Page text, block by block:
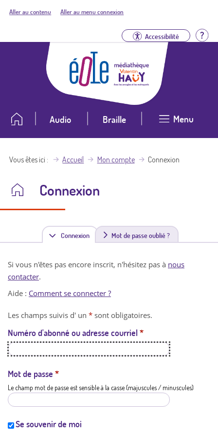
Aller au contenu Aller au menu connexion
Accessibilité
Audio Braille Menu
Vous êtes ici Accueil Mon compte Connexion
Connexion
Connexion(
n
t
a
t
i
Mot de passe oublié ?
Si vous n'êtes pas encore inscrit, n'hésitez pas à nous
contacter.
Aide : Comment se connecter ?
Les champs suivis d' un * sont obligatoires.
Numéro d'abonné ou adresse courriel *
Mot de passe *
Le champ mot de passe est sensible à la casse (majuscules / minuscules)
Se souvenir de moi